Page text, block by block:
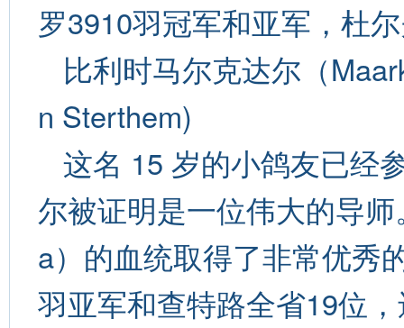
罗3910羽冠军和亚军，杜
比利时马尔克达尔（
n Sterthem)
这名 15 岁的小鸽友已经
尔被证明是一位伟大的导
a）的血统取得了非常优秀
羽亚军和查特路全省19位